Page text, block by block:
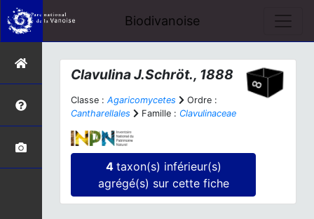
Biodivanoise
ClavulinaJ.Schröt., 1888
Classe : Agaricomycetes
Ordre :
Cantharellales
Famille : Clavulinaceae
4 taxon(s) inférieur(s)
agrégé(s) sur cette fiche